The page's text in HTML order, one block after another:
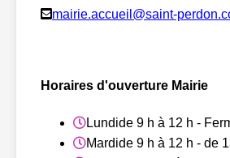
mairie.accueil@saint-
Horaires d'ouverture Mairie
Lundide 9 h à 12 h -
Mardide 9 h à 12 h - de